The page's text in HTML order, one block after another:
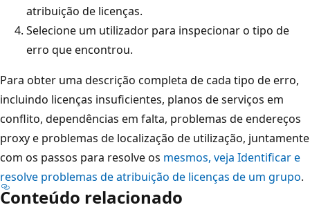
atribuição de licenças.
Selecione um utilizador para inspecionar o tipo de
erro que encontrou.
Para obter uma descrição completa de cada tipo de erro,
incluindo licenças insuficientes, planos de serviços em
conflito, dependências em falta, problemas de endereços
proxy e problemas de localização de utilização, juntamente
com os passos para resolve os mesmos, veja Identificar e
resolve problemas de atribuição de licenças de um grupo.
Conteúdo relacionado